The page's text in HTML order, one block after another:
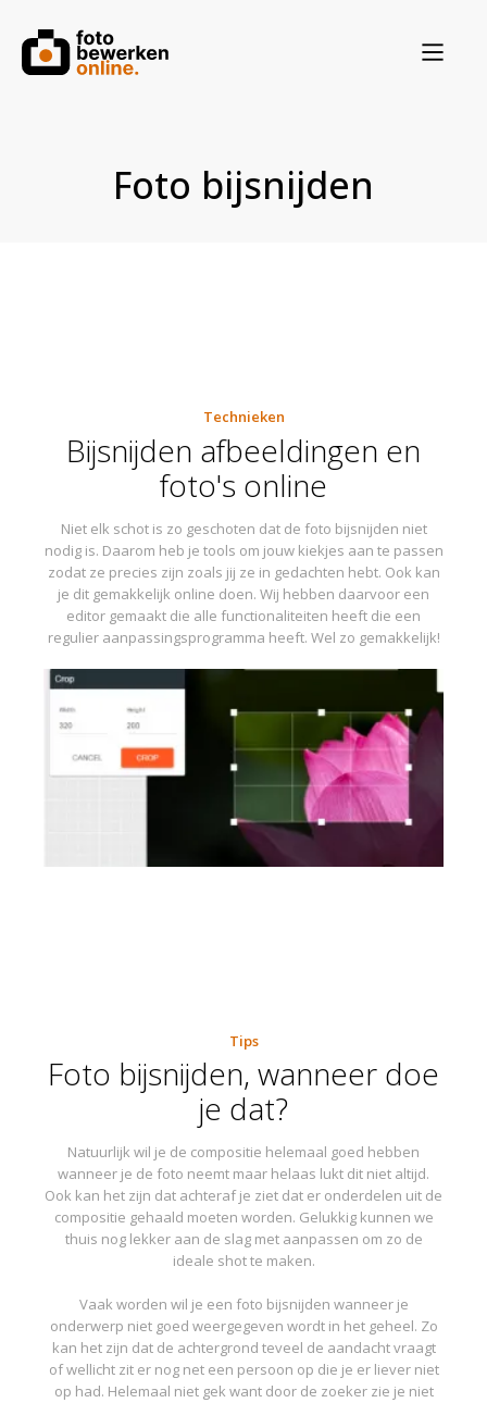
Foto bijsnijden
Technieken
Bijsnijden afbeeldingen en
foto's online
Niet elk schot is zo geschoten dat de foto bijsnijden niet
nodig is. Daarom heb je tools om jouw kiekjes aan te passen
zodat ze precies zijn zoals jij ze in gedachten hebt. Ook kan
je dit gemakkelijk online doen. Wij hebben daarvoor een
editor gemaakt die alle functionaliteiten heeft die een
regulier aanpassingsprogramma heeft. Wel zo gemakkelijk!
Tips
Foto bijsnijden, wanneer doe
je dat?
Natuurlijk wil je de compositie helemaal goed hebben
wanneer je de foto neemt maar helaas lukt dit niet altijd.
Ook kan het zijn dat achteraf je ziet dat er onderdelen uit de
compositie gehaald moeten worden. Gelukkig kunnen we
thuis nog lekker aan de slag met aanpassen om zo de
ideale shot te maken.
Vaak worden wil je een foto bijsnijden wanneer je
onderwerp niet goed weergegeven wordt in het geheel. Zo
kan het zijn dat de achtergrond teveel de aandacht vraagt
of wellicht zit er nog net een persoon op die je er liever niet
op had. Helemaal niet gek want door de zoeker zie je niet